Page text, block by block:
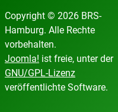
Copyright © 2026 BRS-
Hamburg. Alle Rechte
vorbehalten.
Joomla! ist freie, unter der
GNU/GPL-Lizenz
veröffentlichte Software.